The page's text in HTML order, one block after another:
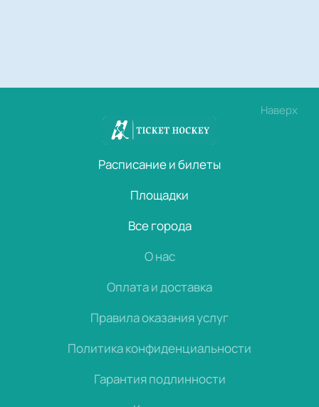
Наверх
Расписание и билеты
Площадки
Все города
О нас
Оплата и доставка
Правила оказания услуг
Политика конфиденциальности
Гарантия подлинности